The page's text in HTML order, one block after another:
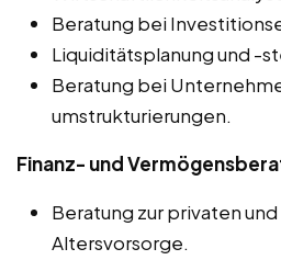
Beratung bei
Liquiditätsplanung und -
Beratung bei
umstrukturierungen.
Finanz- und
Beratung zur privaten
Altersvorsorge.